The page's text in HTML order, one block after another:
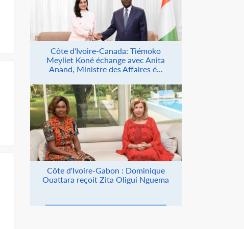
Côte d'Ivoire-Canada: Tiémoko
Meyliet Koné échange avec Anita
Anand, Ministre des Affaires é...
Côte d'Ivoire-Gabon : Dominique
Ouattara reçoit Zita Oligui Nguema